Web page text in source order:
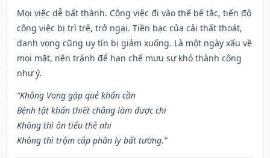
Mọi việc dễ bất thành. Công việc đi vào thế bế tắc, tiến độ
công việc bị trì trệ, trở ngại. Tiền bạc của cải thất thoát,
danh vọng cũng uy tín bị giảm xuống. Là một ngày xấu về
mọi mặt, nên tránh để hạn chế mưu sự khó thành công
như ý.
“Không Vong gặp quẻ khẩn cần
Bệnh tật khẩn thiết chẳng làm được chi
Không thì ôn tiểu thê nhi
Không thì trộm cắp phân ly bất tường.”